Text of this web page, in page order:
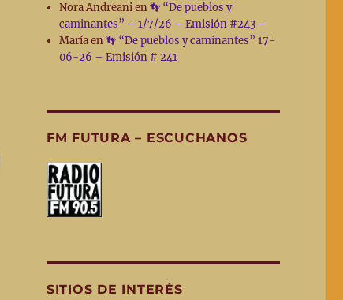
Nora Andreanien👣 “De pueblos y
caminantes” – 1/7/26 – Emisión #243 –
Maríaen👣 “De pueblos y caminantes” 17-
06-26 – Emisión # 241
FM FUTURA – ESCUCHANOS
SITIOS DE INTERÉS